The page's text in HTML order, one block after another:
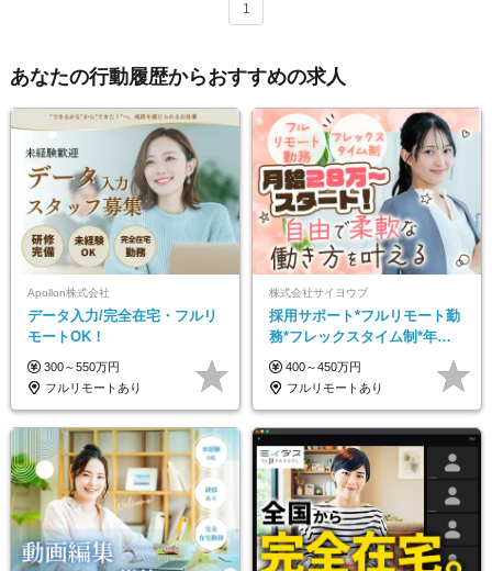
1
あなたの行動履歴からおすすめの求人
Apollon株式会社
データ入力/完全在宅・フルリ
モートOK！
300～550万円
フルリモートあり
株式会社サイヨウブ
採用サポート*フルリモート勤
務*フレックスタイム制*年休
120日*土日祝休み*残業ほぼな
し*育児中社員8割以上
400～450万円
フルリモートあり